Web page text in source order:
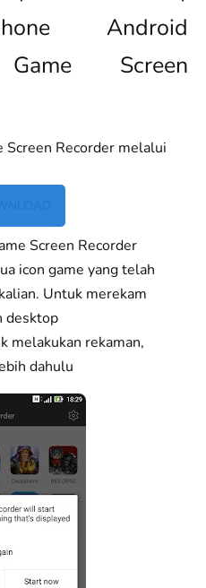
Android
Game Screen
Screen Recorder melalui
Screen Recorder
icon game yang telah
Untuk merekam
desktop
melakukan rekaman,
dahulu